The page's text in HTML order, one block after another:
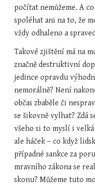
počítat nemůžeme. A
spoléhat ani na to, že
vždy odhaleno a
Takové zjištění má na
značně destruktivní
jedince opravdu
nemorálně? Není
občas zbaběle či
se šikovně vylhat? Zdá
všeho si to myslí i velká
ale háček – co když
případné sankce za
mravního zákona se
skonu? Můžeme tuto